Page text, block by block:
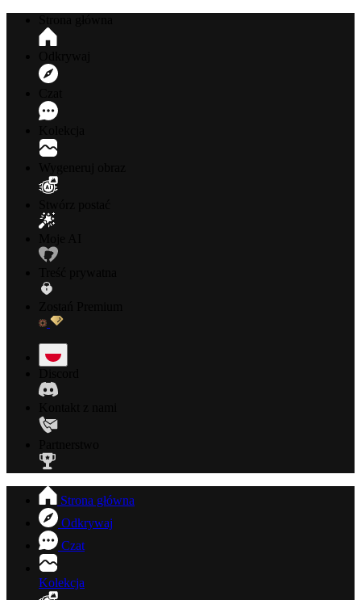
Strona główna
Odkrywaj
Czat
Kolekcja